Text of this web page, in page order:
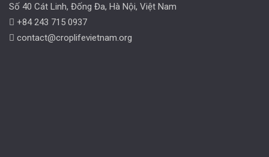
Số 40 Cát Linh, Đống Đa, Hà Nội, Việt Nam
+84 243 715 0937
contact@croplifevietnam.org